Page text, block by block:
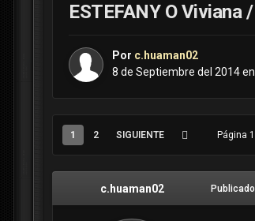
ESTEFANY O
Por c.huaman02
8 de Septiembre del 2014en
1 2 SIGUIENTE Página
c.huaman02 Publicado